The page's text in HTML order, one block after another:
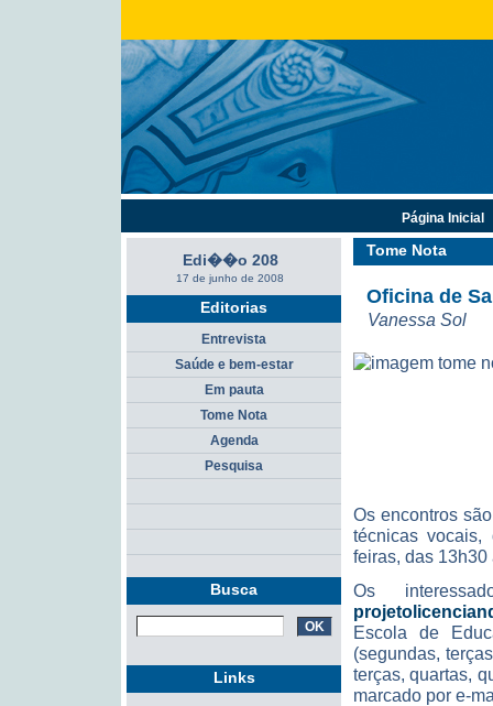
Tome Nota
Oficina de
Vanessa Sol
Os encontros
técnicas vocais,
feiras, das 13h30
Os
Escola de
(segundas,
terças, quartas,
marcado por e-
Edi��o 208
17 de junho de 2008
Editorias
Entrevista
Saúde e bem-estar
Em pauta
Tome Nota
Agenda
Pesquisa
Busca
Página Inicial
Links